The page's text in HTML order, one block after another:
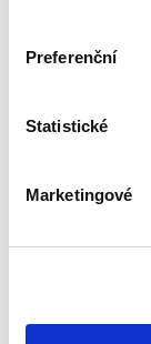
Preferenční
Statistické
Marketingové
nebo